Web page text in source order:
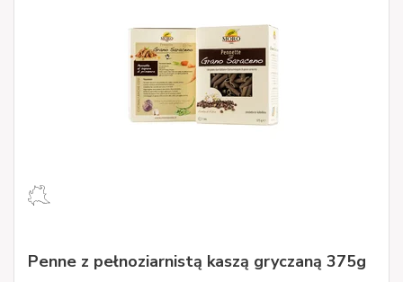
Penne z pełnoziarnistą kaszą gryczaną 375g